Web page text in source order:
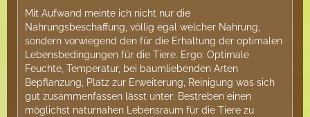
Mit Aufwand meinte ich nicht nur die
Nahrungsbeschaffung, völlig egal welcher Nahrung,
sondern vorwiegend den für die Erhaltung der optimalen
Lebensbedingungen für die Tiere. Ergo: Optimale
Feuchte, Temperatur, bei baumliebenden Arten
Bepflanzung, Platz zur Erweiterung, Reinigung was sich
gut zusammenfassen lässt unter: Bestreben einen
möglichst naturnahen Lebensraum für die Tiere zu